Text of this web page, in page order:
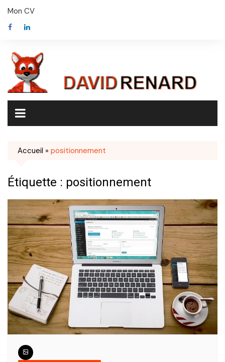
Skip
content
Mon CV
Accueil » positionnement
Étiquette : positionnement